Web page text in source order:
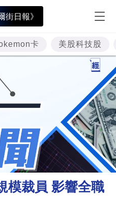
街日報》
卡 美股科技股
模裁員 影響全職